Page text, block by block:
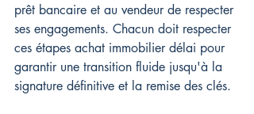
prêt bancaire et au vendeur de respecter
ses engagements. Chacun doit respecter
ces étapes achat immobilier délai pour
garantir une transition fluide jusqu'à la
signature définitive et la remise des clés.